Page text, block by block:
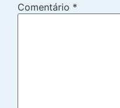
Comentário *